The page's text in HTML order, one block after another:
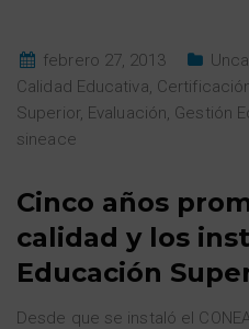
febrero 27, 2013
Calidad Educativa,
Superior, Evaluación, Gestión
sineace
Cinco años
calidad y los
Educación
Desde que se instaló el